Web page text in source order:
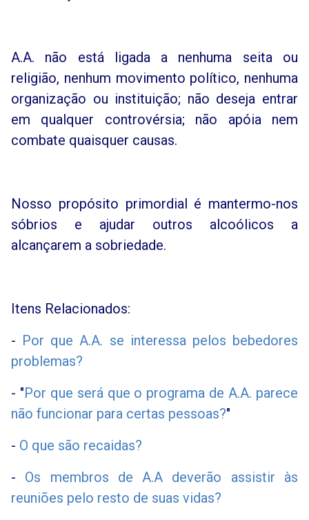
A.A. não está ligada a nenhuma seita ou
religião, nenhum movimento político, nenhuma
organização ou instituição; não deseja entrar
em qualquer controvérsia; não apóia nem
combate quaisquer causas.
Nosso propósito primordial é mantermo-nos
sóbrios e ajudar outros alcoólicos a
alcançarem a sobriedade.
Itens Relacionados:
- Por que A.A. se interessa pelos bebedores
problemas?
- "Por que será que o programa de A.A. parece
não funcionar para certas pessoas?"
- O que são recaidas?
- Os membros de A.A deverão assistir às
reuniões pelo resto de suas vidas?